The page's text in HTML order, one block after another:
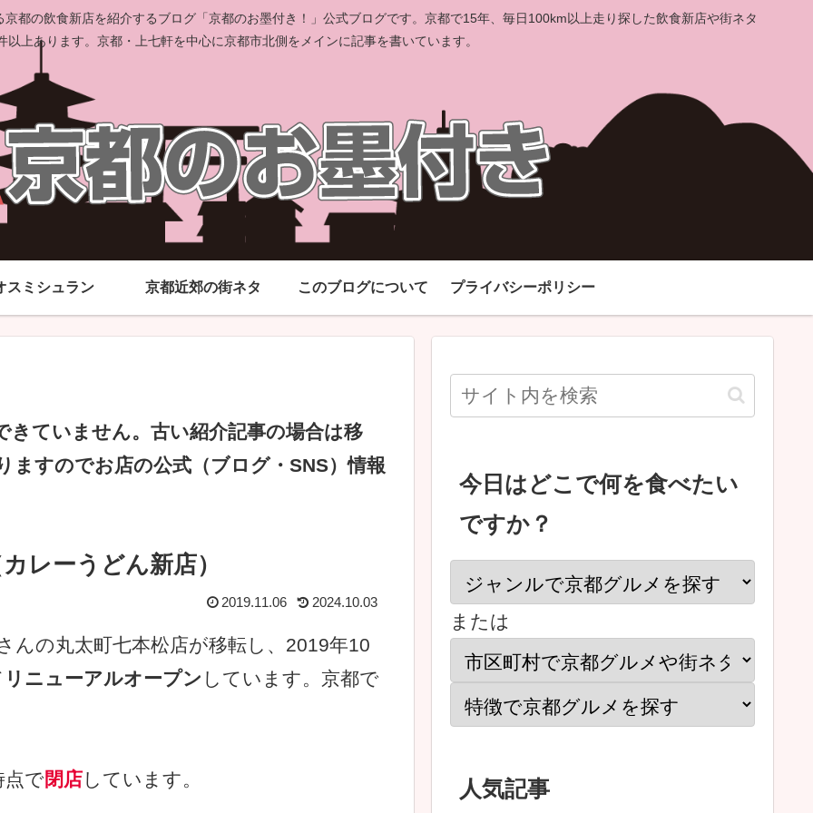
都の飲食新店を紹介するブログ「京都のお墨付き！」公式ブログです。京都で15年、毎日100km以上走り探した飲食新店や街ネタ
以上あります。京都・上七軒を中心に京都市北側をメインに記事を書いています。
スミシュラン 京都近郊の街ネタ このブログについて プライバシーポリシー
ていません。古い紹介記事の場合は移
ますのでお店の公式（ブログ・SNS）情報
レーうどん新店）
2019.11.06 2024.10.03
んの丸太町七本松店が移転し、2019年10
リニューアルオープン しています。京都で
点で閉店しています。
今日はどこで何を食べたい
ですか？
または
人気記事